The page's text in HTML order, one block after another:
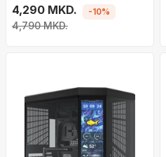
ATX напојување, црна
4,290 MKD.
4,790 MKD.
-10%